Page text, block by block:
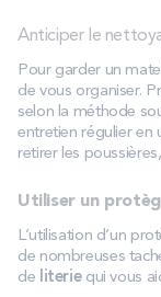
Anticiper le
Pour garder un
de vous organiser.
selon la méthode
entretien régulier en
retirer les
Utiliser un
L’utilisation d’un
de nombreuses
de literie qui vous